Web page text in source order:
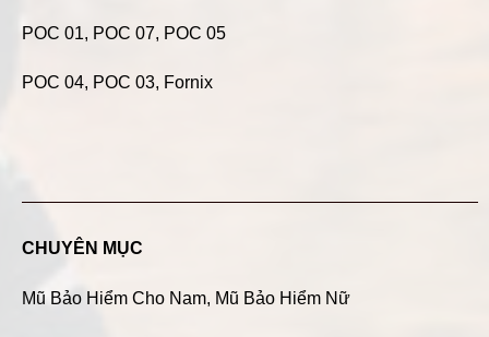
POC 01, POC 07, POC 05
POC 04, POC 03, Fornix
CHUYÊN MỤC
Mũ Bảo Hiểm Cho Nam, Mũ Bảo Hiểm Nữ